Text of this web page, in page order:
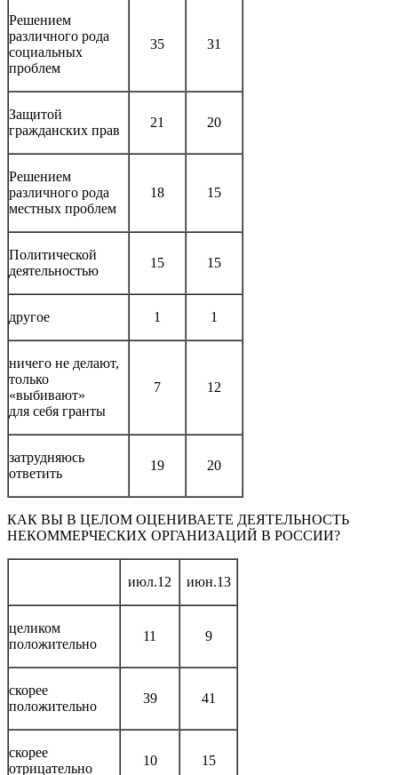
Решением
различного рода
социальных
проблем
35 31
Защитой
гражданских прав
21 20
Решением
различного рода
местных проблем
18 15
Политической
деятельностью
15 15
другое 1 1
ничего не делают,
только
«выбивают»
для себя гранты
7 12
затрудняюсь
ответить
19 20
КАК ВЫ В ЦЕЛОМ ОЦЕНИВАЕТЕ ДЕЯТЕЛЬНОСТЬ
НЕКОММЕРЧЕСКИХ ОРГАНИЗАЦИЙ В РОССИИ?
июл.12 июн.13
целиком
положительно
11 9
скорее
положительно
39 41
скорее
отрицательно
10 15